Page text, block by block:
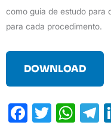
como guia de estudo para
para cada procedimento.
DOWNLOAD
F
T
W
T